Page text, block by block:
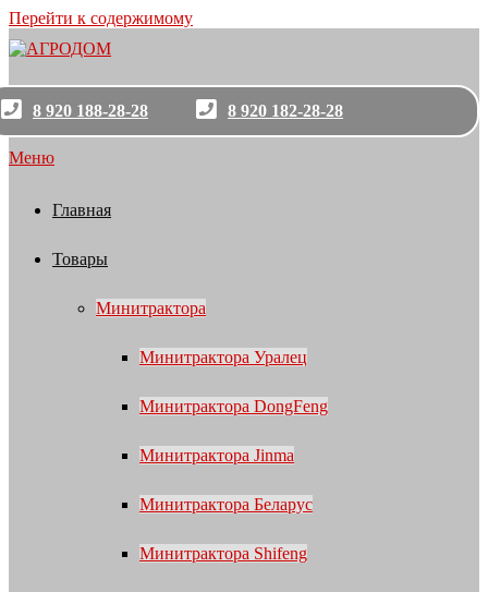
Перейти к содержимому
8 920 188-28-28 8 920 182-28-28
Меню
Главная
Товары
Минитрактора
Минитрактора Уралец
Минитрактора DongFeng
Минитрактора Jinma
Минитрактора Беларус
Минитрактора Shifeng